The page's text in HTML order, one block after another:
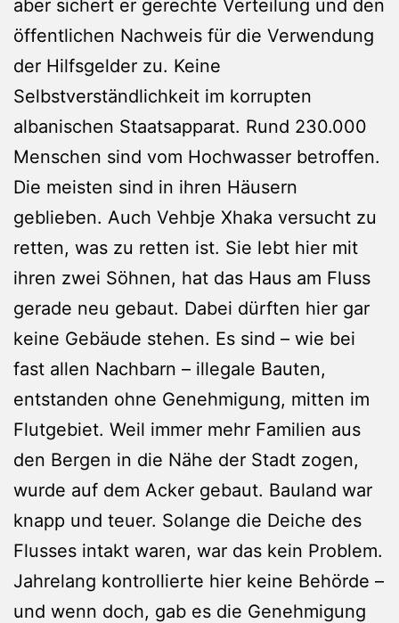
aber sichert er gerechte Verteilung und den
öffentlichen Nachweis für die Verwendung
der Hilfsgelder zu. Keine
Selbstverständlichkeit im korrupten
albanischen Staatsapparat. Rund 230.000
Menschen sind vom Hochwasser betroffen.
Die meisten sind in ihren Häusern
geblieben. Auch Vehbje Xhaka versucht zu
retten, was zu retten ist. Sie lebt hier mit
ihren zwei Söhnen, hat das Haus am Fluss
gerade neu gebaut. Dabei dürften hier gar
keine Gebäude stehen. Es sind – wie bei
fast allen Nachbarn – illegale Bauten,
entstanden ohne Genehmigung, mitten im
Flutgebiet. Weil immer mehr Familien aus
den Bergen in die Nähe der Stadt zogen,
wurde auf dem Acker gebaut. Bauland war
knapp und teuer. Solange die Deiche des
Flusses intakt waren, war das kein Problem.
Jahrelang kontrollierte hier keine Behörde –
und wenn doch, gab es die Genehmigung